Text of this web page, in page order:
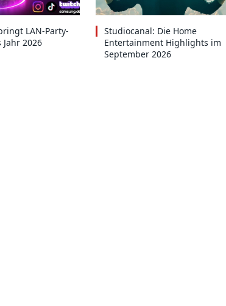
LAN-Party-
2026
Studiocanal: Die Home
Entertainment Highlights im
September 2026